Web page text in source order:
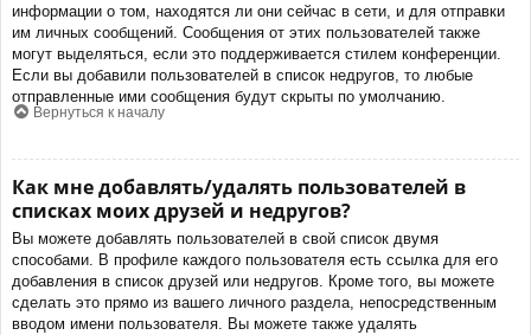
информации о том, находятся ли они сейчас в сети, и для отправки
им личных сообщений. Сообщения от этих пользователей также
могут выделяться, если это поддерживается стилем конференции.
Если вы добавили пользователей в список недругов, то любые
отправленные ими сообщения будут скрыты по умолчанию.
Вернуться к началу
Как мне добавлять/удалять пользователей в
списках моих друзей и недругов?
Вы можете добавлять пользователей в свой список двумя
способами. В профиле каждого пользователя есть ссылка для его
добавления в список друзей или недругов. Кроме того, вы можете
сделать это прямо из вашего личного раздела, непосредственным
вводом имени пользователя. Вы можете также удалять